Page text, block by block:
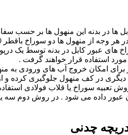
ها در بدنه این منهول ها بر حسب
استفاده قرار خواهند گرفت .
در کف منهول جلوگیری کرده و
روش تعبیه سوراخ یا قلاب فولادی
عبور داده می شود . در روش دوم سه یا
چدنی